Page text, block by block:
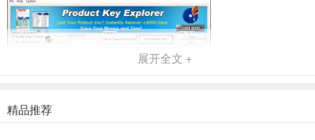
展开全文 +
精品推荐